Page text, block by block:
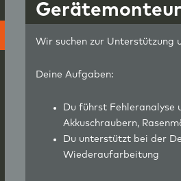
Wir suchen zur Unterstützung
Deine Aufgaben:
Du führst Fehleranalyse
Akkuschraubern,
Du unterstützt bei der
Wiederaufarbeitung